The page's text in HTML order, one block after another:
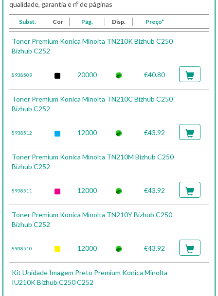
qualidade, garantia e nº de páginas
Subst. Cor Pág. Disp. Preço*
Toner Premium Konica Minolta TN210K Bizhub C250
Bizhub C252
8938509 20000 €40.80
Toner Premium Konica Minolta TN210C Bizhub C250
Bizhub C252
8938512 12000 €43.92
Toner Premium Konica Minolta TN210M Bizhub C250
Bizhub C252
8938511 12000 €43.92
Toner Premium Konica Minolta TN210Y Bizhub C250
Bizhub C252
8938510 12000 €43.92
Kit Unidade Imagem Preto Premium Konica Minolta
IU210K Bizhub C250 C252